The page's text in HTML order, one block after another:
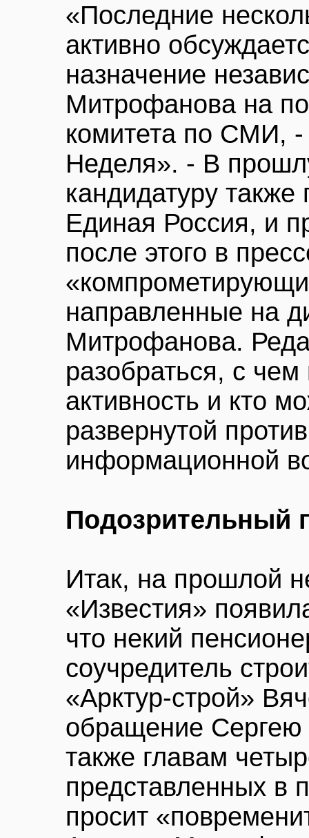
«Последние
активно
назначение
Митрофанова на
комитета по СМИ, -
Неделя». - В
кандидатуру
Единая Россия, и
после этого в
направленные на
Митрофанова.
разобраться, с
активность и кто
развернутой
информационной
Подозрительный
Итак, на прошлой
«Известия»
что некий
соучредитель
«Арктур-строй»
обращение
также главам
представленных в
просит